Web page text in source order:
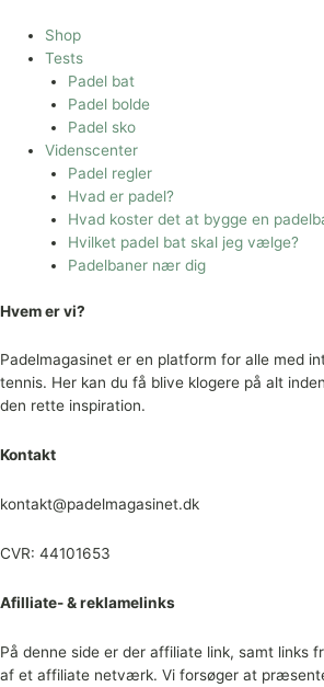
Shop
Tests
Padel bat
Padel bolde
Padel sko
Videnscenter
Padel regler
Hvad er padel?
Hvad koster det at bygge en
Hvilket padel bat skal jeg vælge?
Padelbaner nær dig
Hvem er vi?
Padelmagasinet er en platform for alle med
tennis. Her kan du få blive klogere på alt
den rette inspiration.
Kontakt
kontakt@padelmagasinet.dk
CVR: 44101653
Afilliate- & reklamelinks
På denne side er der affiliate link, samt links
af et affiliate netværk. Vi forsøger at